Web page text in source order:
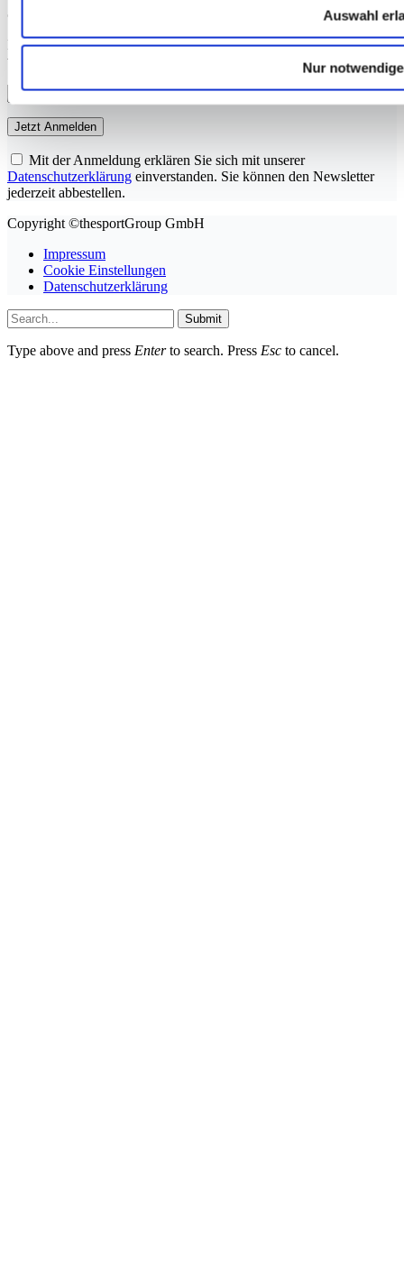
Auswahl
Nur
Jetzt zum Newsletter anmelden
Mit unserem Newsletter keine Beiträge und Neuigkeiten mehr
verpassen.
Mit der Anmeldung erklären Sie sich mit unserer
Datenschutzerklärung einverstanden. Sie können den Newsletter
jederzeit abbestellen.
Copyright ©thesportGroup GmbH
Impressum
Cookie Einstellungen
Datenschutzerklärung
Submit
Type above and press Enterto search. Press Esc to cancel.